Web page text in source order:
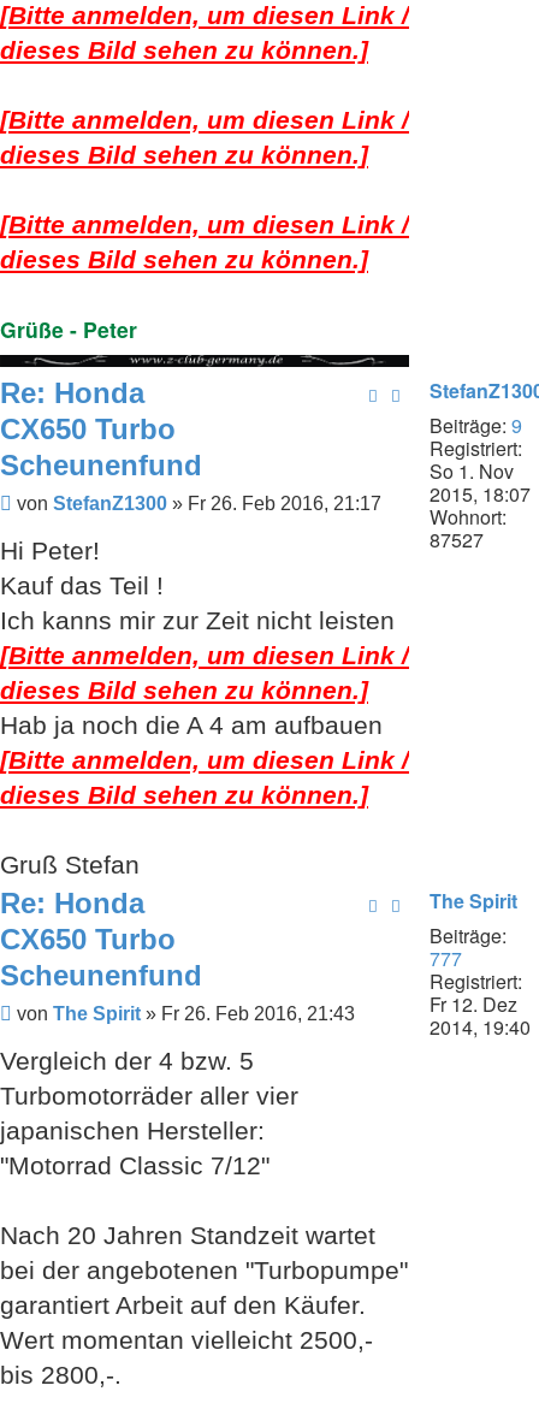
[Bitte anmelden, um diesen Link /
dieses Bild sehen zu können.]
[Bitte anmelden, um diesen Link /
dieses Bild sehen zu können.]
[Bitte anmelden, um diesen Link /
dieses Bild sehen zu können.]
Grüße - Peter
Beiträge: 9
Registriert:
So 1. Nov
2015, 18:07
Wohnort:
87527
Re: Honda
CX650 Turbo
Scheunenfund
Beitrag
von StefanZ1300 » Fr 26. Feb 2016, 21:17
Hi Peter!
Kauf das Teil !
Ich kanns mir zur Zeit nicht leisten
[Bitte anmelden, um diesen Link /
dieses Bild sehen zu können.]
Hab ja noch die A 4 am aufbauen
[Bitte anmelden, um diesen Link /
dieses Bild sehen zu können.]
Gruß Stefan
The Spirit
Beiträge:
777
Registriert:
Fr 12. Dez
2014, 19:40
Re: Honda
CX650 Turbo
Scheunenfund
Beitrag
von The Spirit » Fr 26. Feb 2016, 21:43
Vergleich der 4 bzw. 5
Turbomotorräder aller vier
japanischen Hersteller:
"Motorrad Classic 7/12"
Nach 20 Jahren Standzeit wartet
bei der angebotenen "Turbopumpe"
garantiert Arbeit auf den Käufer.
Wert momentan vielleicht 2500,-
bis 2800,-.